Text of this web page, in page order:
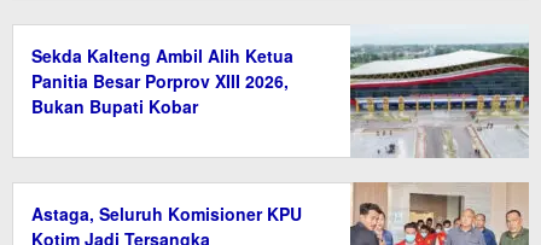
Sekda Kalteng Ambil Alih Ketua
Panitia Besar Porprov XIII 2026,
Bukan Bupati Kobar
Astaga, Seluruh Komisioner KPU
Kotim Jadi Tersangka